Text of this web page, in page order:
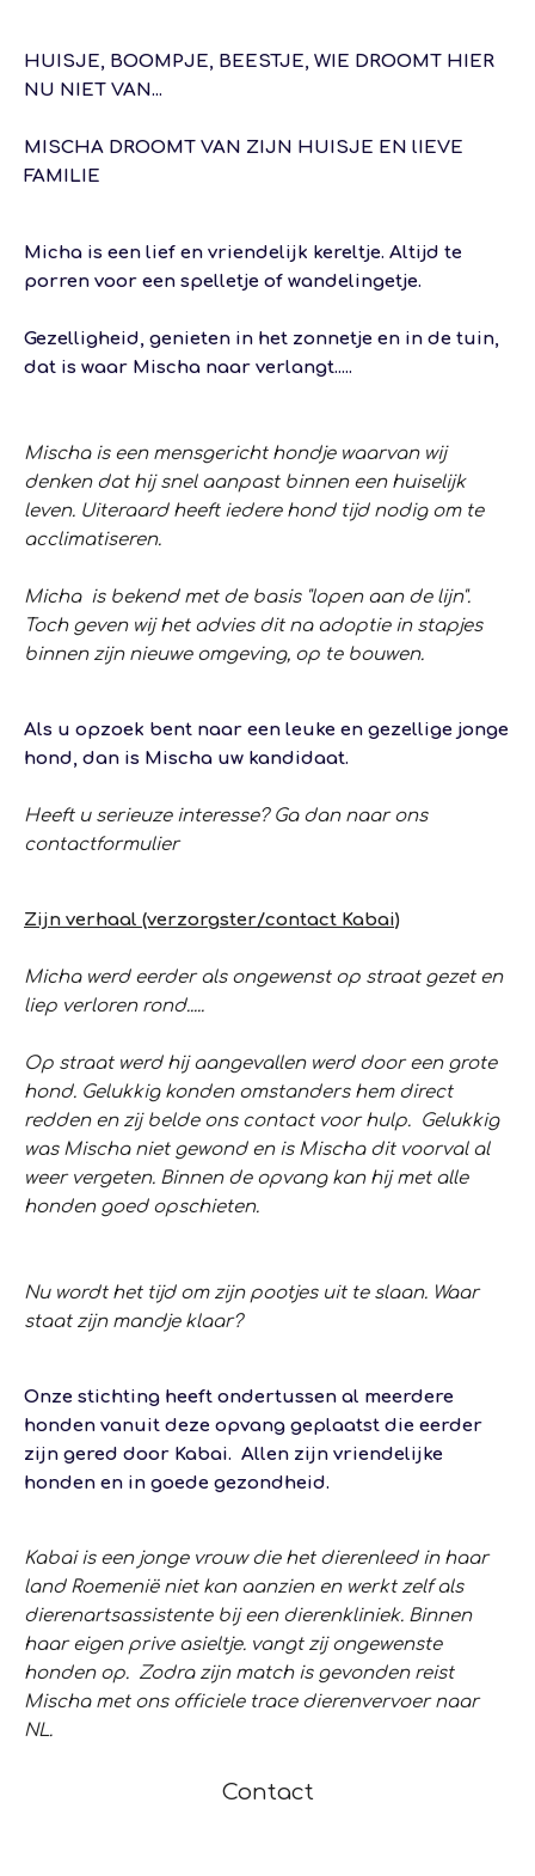
HUISJE, BOOMPJE, BEESTJE, WIE DROOMT HIER
NU NIET VAN...
MISCHA DROOMT VAN ZIJN HUISJE EN lIEVE
FAMILIE
Micha is een lief en vriendelijk kereltje. Altijd te
porren voor een spelletje of wandelingetje.
Gezelligheid, genieten in het zonnetje en in de tuin,
dat is waar Mischa naar verlangt.....
Mischa is een mensgericht hondje waarvan wij
denken dat hij snel aanpast binnen een huiselijk
leven. Uiteraard heeft iedere hond tijd nodig om te
acclimatiseren.
Micha is bekend met de basis "lopen aan de lijn".
Toch geven wij het advies dit na adoptie in stapjes
binnen zijn nieuwe omgeving, op te bouwen.
Als u opzoek bent naar een leuke en gezellige jonge
hond, dan is Mischa uw kandidaat.
Heeft u serieuze interesse? Ga dan naar ons
contactformulier
Zijn verhaal (verzorgster/contact Kabai)
Micha werd eerder als ongewenst op straat gezet en
liep verloren rond.....
Op straat werd hij aangevallen werd door een grote
hond. Gelukkig konden omstanders hem direct
redden en zij belde ons contact voor hulp. Gelukkig
was Mischa niet gewond en is Mischa dit voorval al
weer vergeten. Binnen de opvang kan hij met alle
honden goed opschieten.
Nu wordt het tijd om zijn pootjes uit te slaan. Waar
staat zijn mandje klaar?
Onze stichting heeft ondertussen al meerdere
honden vanuit deze opvang geplaatst die eerder
zijn gered door Kabai. Allen zijn vriendelijke
honden en in goede gezondheid.
Kabai is een jonge vrouw die het dierenleed in haar
land Roemenië niet kan aanzien en werkt zelf als
dierenartsassistente bij een dierenkliniek. Binnen
haar eigen prive asieltje. vangt zij ongewenste
honden op. Zodra zijn match is gevonden reist
Mischa met ons officiele trace dierenvervoer naar
NL.
Contact